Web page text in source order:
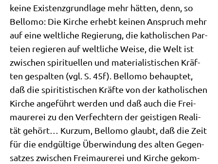
kei­ne Exi­stenz­grund­la­ge mehr hät­ten, denn, so
Bel­lo­mo: Die Kir­che erhebt kei­nen Anspruch mehr
auf eine welt­li­che Regie­rung, die katho­li­schen Par­
tei­en regie­ren auf welt­li­che Wei­se, die Welt ist
zwi­schen spi­ri­tu­el­len und mate­ria­li­sti­schen Kräf­
ten gespal­ten (vgl. S. 45f). Bel­lo­mo behaup­tet,
daß die spi­ri­ti­sti­schen Kräf­te von der katho­li­schen
Kir­che ange­führt wer­den und daß auch die Frei­
mau­re­rei zu den Ver­fech­tern der gei­sti­gen Rea­li­
tät gehört… Kurz­um, Bel­lo­mo glaubt, daß die Zeit
für die end­gül­ti­ge Über­win­dung des alten Gegen­
sat­zes zwi­schen Frei­mau­re­rei und Kir­che gekom­